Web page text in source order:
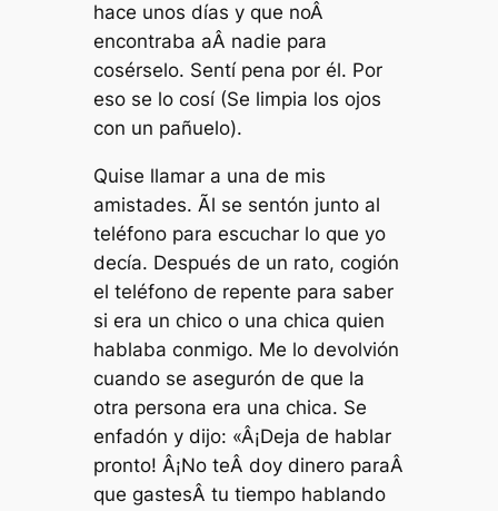
hace unos días y que noÂ
encontraba aÂ nadie para
cosérselo. Sentí pena por él. Por
eso se lo cosí(Se limpia los ojos
con un pañuelo).
Quise llamar a una de mis
amistades. Ãl se sentón junto al
teléfono para escuchar lo que yo
decía. Después de un rato, cogión
el teléfono de repente para saber
si era un chico o una chica quien
hablaba conmigo. Me lo devolvión
cuando se asegurón de que la
otra persona era una chica. Se
enfadón y dijo: «Â¡Deja de hablar
pronto! Â¡No teÂ doy dinero paraÂ
que gastesÂ tu tiempo hablando